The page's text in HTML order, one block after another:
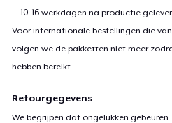
10-16 werkdagen na productie
Voor internationale bestellingen die
volgen we de pakketten niet meer
hebben bereikt.
Retourgegevens
We begrijpen dat ongelukken